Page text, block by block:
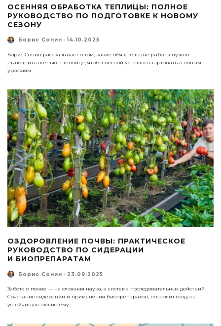
ОСЕННЯЯ ОБРАБОТКА ТЕПЛИЦЫ: ПОЛНОЕ
РУКОВОДСТВО ПО ПОДГОТОВКЕ К НОВОМУ
СЕЗОНУ
Борис Сонин · 14.10.2025
Борис Сонин рассказывает о том, какие обязательные работы нужно
выполнить осенью в теплице, чтобы весной успешно стартовать к новым
урожаям.
ОЗДОРОВЛЕНИЕ ПОЧВЫ: ПРАКТИЧЕСКОЕ
РУКОВОДСТВО ПО СИДЕРАЦИИ
И БИОПРЕПАРАТАМ
Борис Сонин · 23.09.2025
Забота о почве — не сложная наука, а система последовательных действий.
Сочетание сидерации и применения биопрепаратов, позволит создать
устойчивую экосистему.